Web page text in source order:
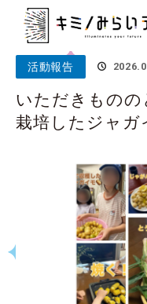
ホーム
ブログ
活動報告
活動報告
いただきものの
栽培したジャガ